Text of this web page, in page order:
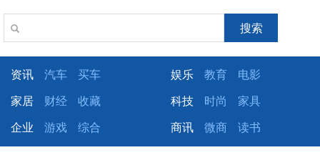
搜索
资讯 汽车 买车 娱乐 教育 电影
家居 财经 收藏 科技 时尚 家具
企业 游戏 综合 商讯 微商 读书